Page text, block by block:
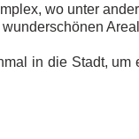
wo unter
in die Stadt,